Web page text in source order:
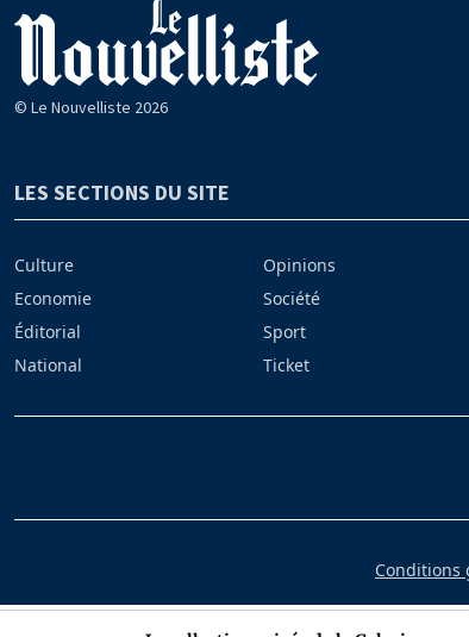
© Le Nouvelliste 2026
LES SECTIONS DU SITE
Culture
Economie
Éditorial
National
Opinions
Société
Sport
Ticket
Conditions